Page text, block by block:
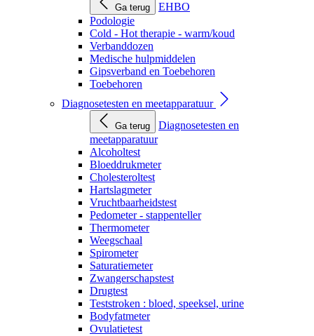
Ga terug
EHBO
Podologie
Cold - Hot therapie - warm/koud
Verbanddozen
Medische hulpmiddelen
Gipsverband en Toebehoren
Toebehoren
Diagnosetesten en meetapparatuur
Ga terug
Diagnosetesten en
meetapparatuur
Alcoholtest
Bloeddrukmeter
Cholesteroltest
Hartslagmeter
Vruchtbaarheidstest
Pedometer - stappenteller
Thermometer
Weegschaal
Spirometer
Saturatiemeter
Zwangerschapstest
Drugtest
Teststroken : bloed, speeksel, urine
Bodyfatmeter
Ovulatietest